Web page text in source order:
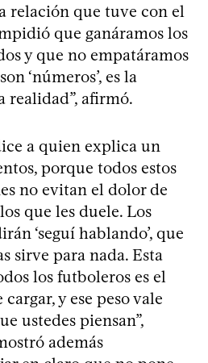
relación que tuve con el
que ganáramos los
y que no empatáramos
‘números’, es la
afirmó.
a quien explica un
porque todos estos
no evitan el dolor de
que les duele. Los
‘seguí hablando’, que
sirve para nada. Esta
los futboleros es el
y ese peso vale
ustedes piensan”,
además